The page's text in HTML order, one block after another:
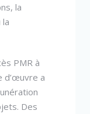
la
la
PMR à
d’œuvre a
Des